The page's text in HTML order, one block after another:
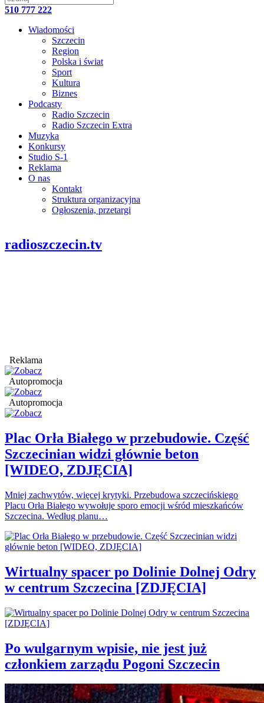
510 777 222
Wiadomości
Szczecin
Region
Polska i świat
Sport
Kultura
Biznes
Podcasty
Radio Szczecin
Radio Szczecin Extra
Muzyka
Konkursy
Studio S-1
Reklama
O nas
Kontakt
Struktura organizacyjna
Ogłoszenia, przetargi
radioszczecin.tv
Reklama
Autopromocja
Autopromocja
Plac Orła Białego w przebudowie. Część
Szczecinian widzi głównie beton
[WIDEO, ZDJĘCIA]
Mniej zachwytów, więcej krytyki. Przebudowa szczecińskiego
Placu Orła Białego wywołuje sporo emocji wśród mieszkańców
Szczecina. Według planu…
Wirtualny spacer po Dolinie Dolnej Odry
w centrum Szczecina [ZDJĘCIA]
Po wulgarnym wpisie, nie jest już
członkiem zarządu Pogoni Szczecin